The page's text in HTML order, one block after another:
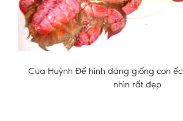
Cua Huỳnh Đế hình dáng giống con
nhìn rất đẹp